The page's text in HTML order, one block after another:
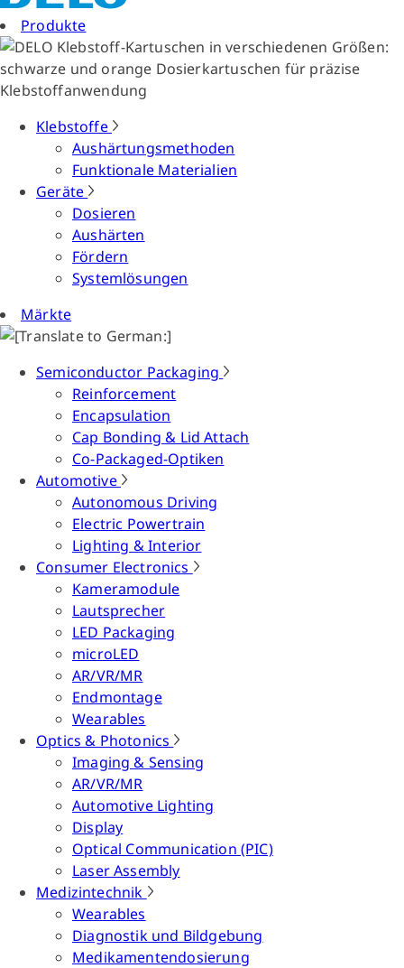
Produkte
Klebstoffe
Aushärtungsmethoden
Funktionale Materialien
Geräte
Dosieren
Aushärten
Fördern
Systemlösungen
Märkte
Semiconductor Packaging
Reinforcement
Encapsulation
Cap Bonding & Lid Attach
Co-Packaged-Optiken
Automotive
Autonomous Driving
Electric Powertrain
Lighting & Interior
Consumer Electronics
Kameramodule
Lautsprecher
LED Packaging
microLED
AR/VR/MR
Endmontage
Wearables
Optics & Photonics
Imaging & Sensing
AR/VR/MR
Automotive Lighting
Display
Optical Communication (PIC)
Laser Assembly
Medizintechnik
Wearables
Diagnostik und Bildgebung
Medikamentendosierung